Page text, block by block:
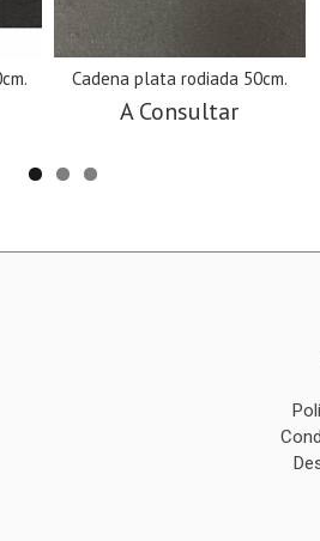
Cadena plata rodiada 50cm.
A Consultar